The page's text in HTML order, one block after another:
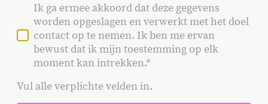
Ik ga ermee akkoord dat deze gegevens
worden opgeslagen en verwerkt met het doel
contact op te nemen. Ik ben me ervan
bewust dat ik mijn toestemming op elk
moment kan intrekken.*
Vul alle verplichte velden in.